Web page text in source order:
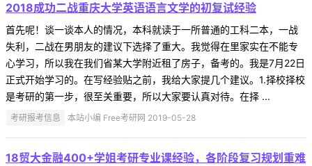
2018成功二战重庆大学英语语言文学的初复试经验
首先呢！谈一谈本人的情况，本科就读于一所普通的工科二本，一战
失利，二战在男朋友的建议下选择了重大。我觉得在里家实在不能专
心学习，所以我在我们省某大学附近租了房子，备考的。我是7月22日
正式开始学习的。在写经验贴之前，我给大家提几个建议。1.择校择校
是考研的第一步，很至关重要，所以大家要认真对待。在择 ...
考研报考信息 本站小编 Free考研网 2019-05-28
18贸大金融400+学姐考研专业课经验，各阶段复习规划重难